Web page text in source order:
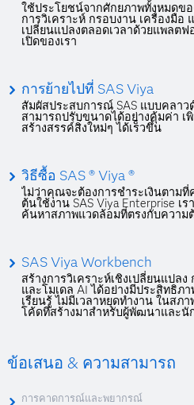
ใช้ประโยชน์จากศักยภาพทั้งหมดข
การวิเคราะห์ กรอบงาน เครื่องมือ
เปลี่ยนแปลงตลอดเวลาด้วยแพลตฟ
เปิดของเรา
การย้ายไปที่ SAS Viya
สัมผัสประสบการณ์ SAS แบบคลา
สามารถปรับขนาดได้อย่างคุ้มค่า เ
สร้างสรรค์สิ่งใหม่ๆ ได้เร็วขึ้น
วิธีซื้อ SAS ® Viya ®
ไม่ว่าคุณจะต้องการชำระเงินตามที่
ต้นใช้งาน SAS Viya Enterprise เ
ค้นหาสภาพแวดล้อมที่ตรงกับความ
SAS Viya Workbench
สร้างการวิเคราะห์เชิงเปลี่ยนแปลง
และโมเดล AI ได้อย่างมีประสิทธิภ
เรียนรู้ ไม่มีเวลาหยุดทำงาน ในสภ
โค้ดที่สร้างมาสำหรับผู้พัฒนาและนั
ข้อเสนอ & ความสามารถ
การคาดการณ์และพยากรณ์